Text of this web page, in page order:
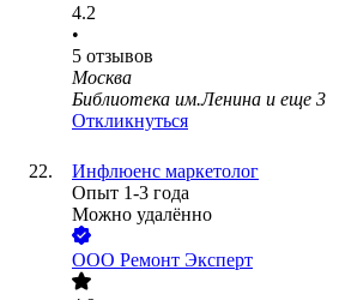
4.2
•
5 отзывов
Москва
Библиотека им.Ленина и еще 3
Откликнуться
Инфлюенс маркетолог
Опыт 1-3 года
Можно удалённо
ООО Ремонт Эксперт